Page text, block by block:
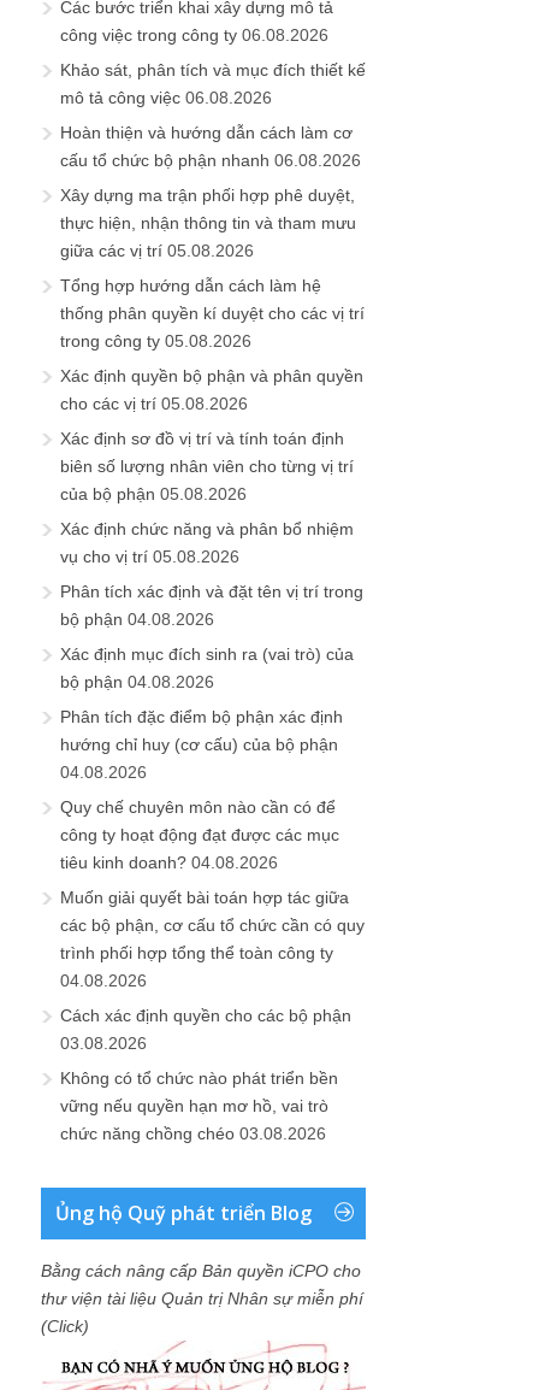
Các bước triển khai xây dựng mô tả
công việc trong công ty 06.08.2026
Khảo sát, phân tích và mục đích thiết kế
mô tả công việc 06.08.2026
Hoàn thiện và hướng dẫn cách làm cơ
cấu tổ chức bộ phận nhanh 06.08.2026
Xây dựng ma trận phối hợp phê duyệt,
thực hiện, nhận thông tin và tham mưu
giữa các vị trí 05.08.2026
Tổng hợp hướng dẫn cách làm hệ
thống phân quyền kí duyệt cho các vị trí
trong công ty 05.08.2026
Xác định quyền bộ phận và phân quyền
cho các vị trí 05.08.2026
Xác định sơ đồ vị trí và tính toán định
biên số lượng nhân viên cho từng vị trí
của bộ phận 05.08.2026
Xác định chức năng và phân bổ nhiệm
vụ cho vị trí 05.08.2026
Phân tích xác định và đặt tên vị trí trong
bộ phận 04.08.2026
Xác định mục đích sinh ra (vai trò) của
bộ phận 04.08.2026
Phân tích đặc điểm bộ phận xác định
hướng chỉ huy (cơ cấu) của bộ phận
04.08.2026
Quy chế chuyên môn nào cần có để
công ty hoạt động đạt được các mục
tiêu kinh doanh? 04.08.2026
Muốn giải quyết bài toán hợp tác giữa
các bộ phận, cơ cấu tổ chức cần có quy
trình phối hợp tổng thể toàn công ty
04.08.2026
Cách xác định quyền cho các bộ phận
03.08.2026
Không có tổ chức nào phát triển bền
vững nếu quyền hạn mơ hồ, vai trò
chức năng chồng chéo 03.08.2026
Ủng hộ Quỹ phát triển Blog
Bằng cách nâng cấp Bản quyền iCPO cho
thư viện tài liệu Quản trị Nhân sự miễn phí
(Click)